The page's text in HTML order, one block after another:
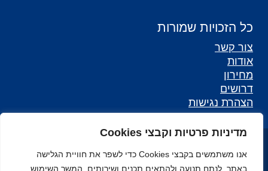
מדיניות פרטיות וקבצי Cookies
אנו משתמשים בקבצי Cookies כדי לשפר את חוויית הגלישה
באתר, לנתח תנועה ולהתאים תכנים ושירותים. המשך השימוש
כל הזכויות שמורות
צור קשר
אודות
מחירון
דרושים
הצהרת נגישות
מפת אתר